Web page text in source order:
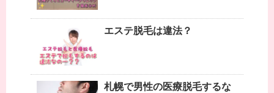
エステ脱毛は違法？
札幌で男性の医療脱毛するな